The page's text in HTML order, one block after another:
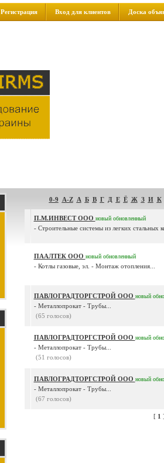
Регистрация Вход для клиентов Доска
0-9 A-Z А Б В Г Д Е Ё Ж З И К
П.М.ИНВЕСТ ООО новый обновленный
- Строительные системы из легких стальных
ПААЛТЕК ООО новый обновленный
- Котлы газовые, эл. - Монтаж отопления...
ПАВЛОГРАДТОРГСТРОЙ ООО новый
- Металлопрокат - Трубы...
(65 голосов)
ПАВЛОГРАДТОРГСТРОЙ ООО новый
- Металлопрокат - Трубы...
(51 голосов)
ПАВЛОГРАДТОРГСТРОЙ ООО новый
- Металлопрокат - Трубы...
(67 голосов)
[ 1